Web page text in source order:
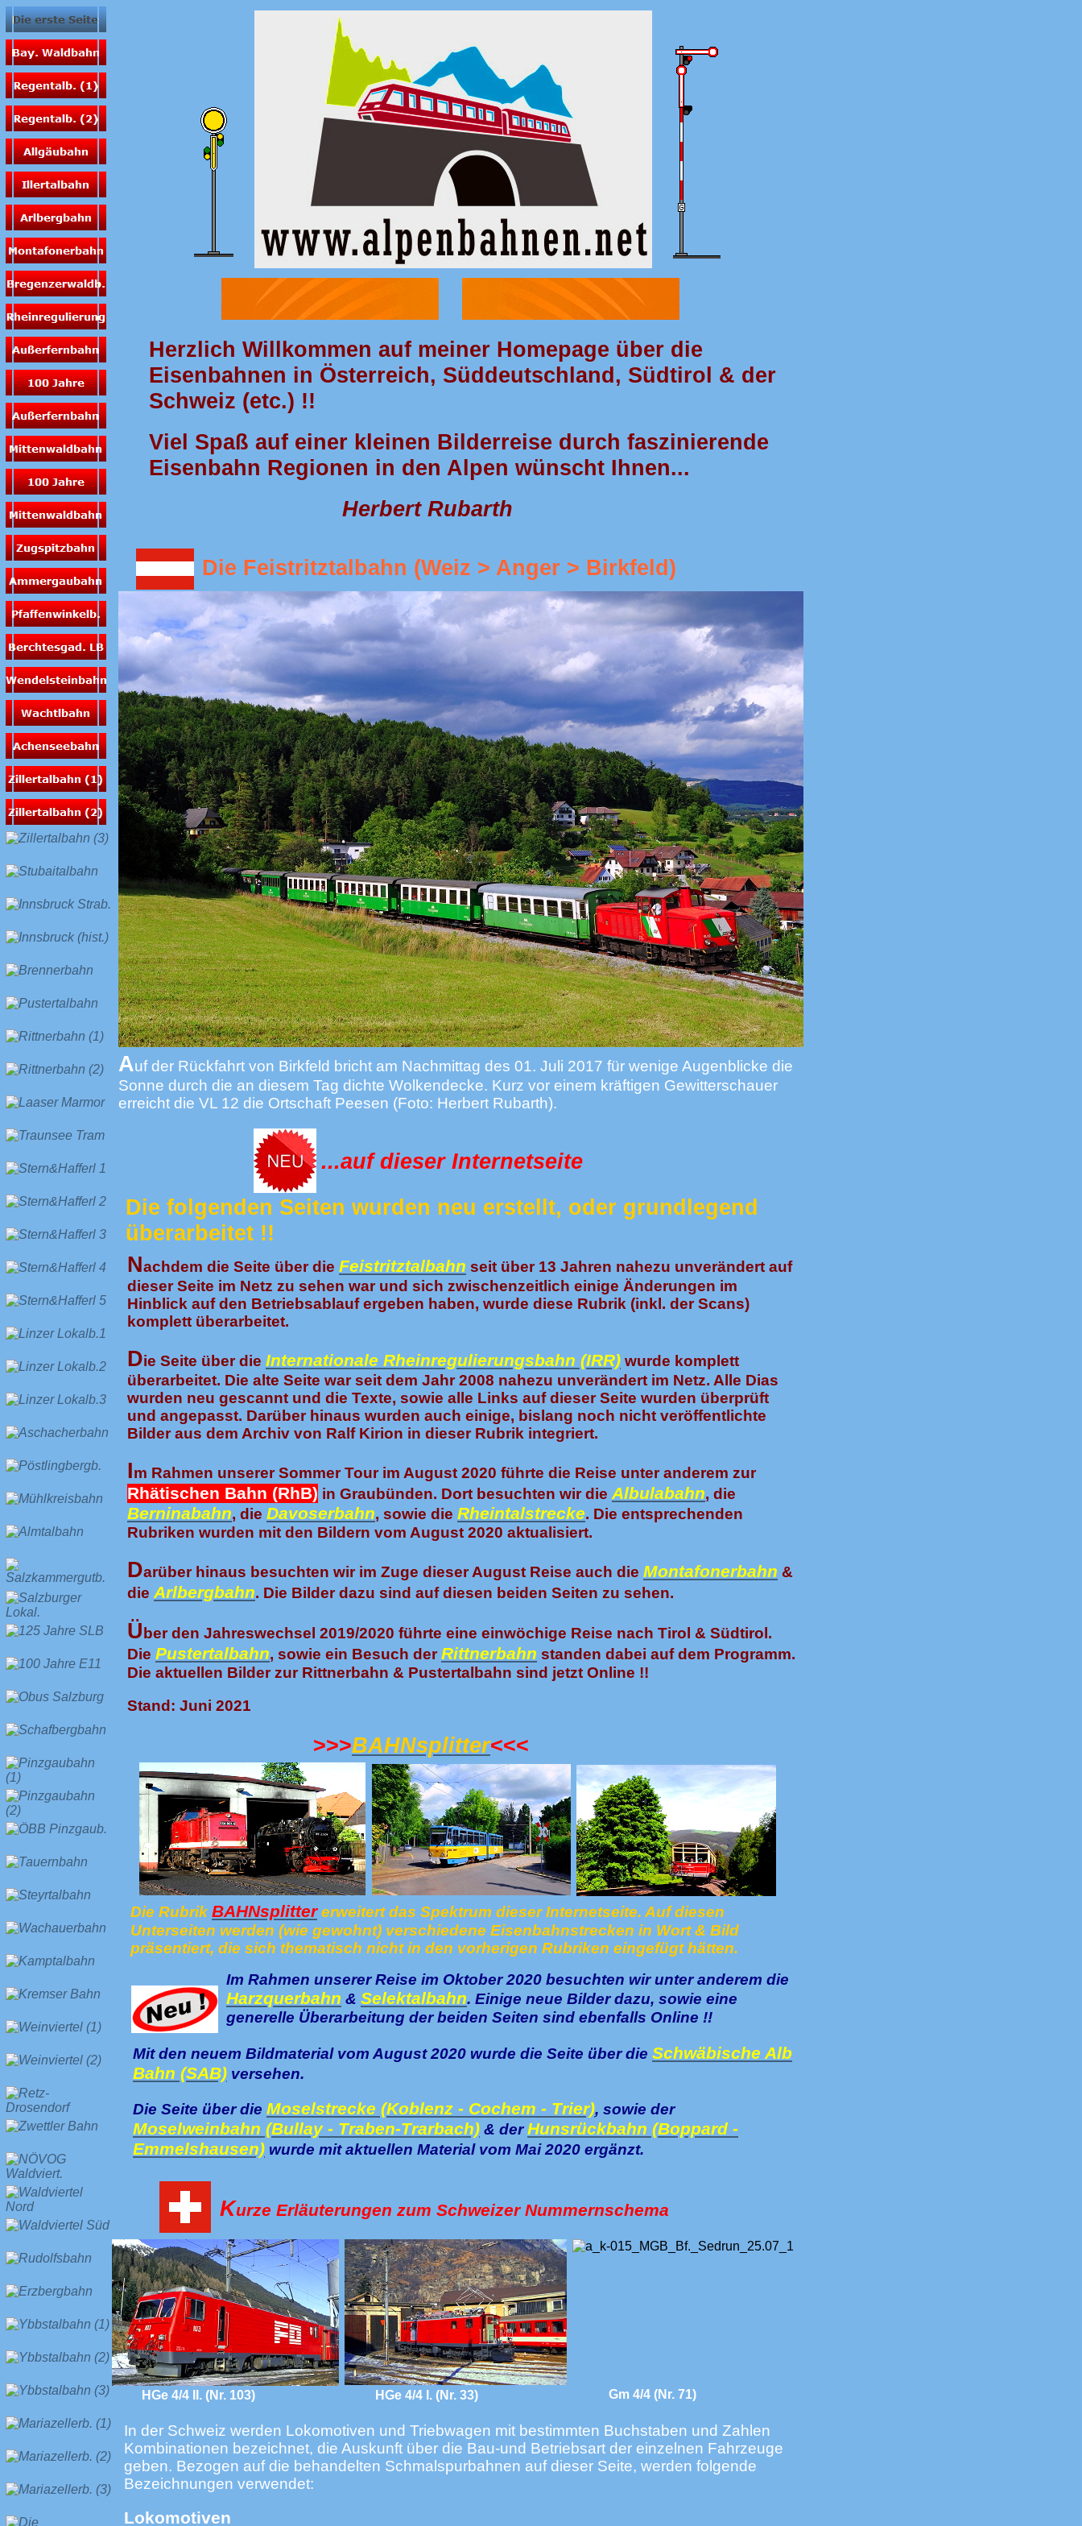
Herzlich Willkommen auf meiner Homepage über die
Eisenbahnen in Österreich, Süddeutschland, Südtirol & der
Schweiz (etc.) !!
Viel Spaß auf einer kleinen Bilderreise durch faszinierende
Eisenbahn Regionen in den Alpen wünscht Ihnen...
Herbert Rubarth
Die Feistritztalbahn (Weiz > Anger > Birkfeld)
Auf der Rückfahrt von Birkfeld bricht am Nachmittag des 01. Juli 2017 für wenige Augenblicke die
Sonne durch die an diesem Tag dichte Wolkendecke. Kurz vor einem kräftigen Gewitterschauer
erreicht die VL 12 die Ortschaft Peesen (Foto: Herbert Rubarth).
...auf dieser Internetseite
Die folgenden Seiten wurden neu erstellt, oder grundlegend
überarbeitet !!
Nachdem die Seite über die Feistritztalbahn seit über 13 Jahren nahezu unverändert auf
dieser Seite im Netz zu sehen war und sich zwischenzeitlich einige Änderungen im
Hinblick auf den Betriebsablauf ergeben haben, wurde diese Rubrik (inkl. der Scans)
komplett überarbeitet.
Die Seite über die Internationale Rheinregulierungsbahn (IRR) wurde komplett
überarbeitet. Die alte Seite war seit dem Jahr 2008 nahezu unverändert im Netz. Alle Dias
wurden neu gescannt und die Texte, sowie alle Links auf dieser Seite wurden überprüft
und angepasst. Darüber hinaus wurden auch einige, bislang noch nicht veröffentlichte
Bilder aus dem Archiv von Ralf Kirion in dieser Rubrik integriert.
Im Rahmen unserer Sommer Tour im August 2020 führte die Reise unter anderem zur
Rhätischen Bahn (RhB) in Graubünden. Dort besuchten wir die Albulabahn, die
Berninabahn, die Davoserbahn, sowie die Rheintalstrecke. Die entsprechenden
Rubriken wurden mit den Bildern vom August 2020 aktualisiert.
Darüber hinaus besuchten wir im Zuge dieser August Reise auch die Montafonerbahn &
die Arlbergbahn. Die Bilder dazu sind auf diesen beiden Seiten zu sehen.
Ü ber den Jahreswechsel 2019/2020 führte eine einwöchige Reise nach Tirol & Südtirol.
Die Pustertalbahn, sowie ein Besuch derRittnerbahn standen dabei auf dem Programm.
Die aktuellen Bilder zur Rittnerbahn & Pustertalbahn sind jetzt Online !!
Stand: Juni 2021
>>>BAHNsplitter<<<
Die Rubrik BAHNsplittererweitert das Spektrum dieser Internetseite. Auf diesen
Unterseiten werden (wie gewohnt) verschiedene Eisenbahnstrecken in Wort & Bild
präsentiert, die sich thematisch nicht in den vorherigen Rubriken eingefügt hätten.
Im Rahmen unserer Reise im Oktober 2020 besuchten wir unter anderem die
Harzquerbahn & Selektalbahn. Einige neue Bilder dazu, sowie eine
generelle Überarbeitung der beiden Seiten sind ebenfalls Online !!
Mit den neuem Bildmaterial vom August 2020 wurde die Seite über die Schwäbische Alb
Bahn (SAB) versehen.
Die Seite über die Moselstrecke (Koblenz - Cochem - Trier), sowie der
Moselweinbahn (Bullay - Traben-Trarbach) & derHunsrückbahn (Boppard -
Emmelshausen) wurde mit aktuellen Material vom Mai 2020 ergänzt.
Kurze Erläuterungen zum Schweizer Nummernschema
HGe 4/4 II. (Nr. 103) HGe 4/4 I. (Nr. 33) Gm 4/4 (Nr. 71)
In der Schweiz werden Lokomotiven und Triebwagen mit bestimmten Buchstaben und Zahlen
Kombinationen bezeichnet, die Auskunft über die Bau-und Betriebsart der einzelnen Fahrzeuge
geben. Bezogen auf die behandelten Schmalspurbahnen auf dieser Seite, werden folgende
Bezeichnungen verwendet:
Lokomotiven